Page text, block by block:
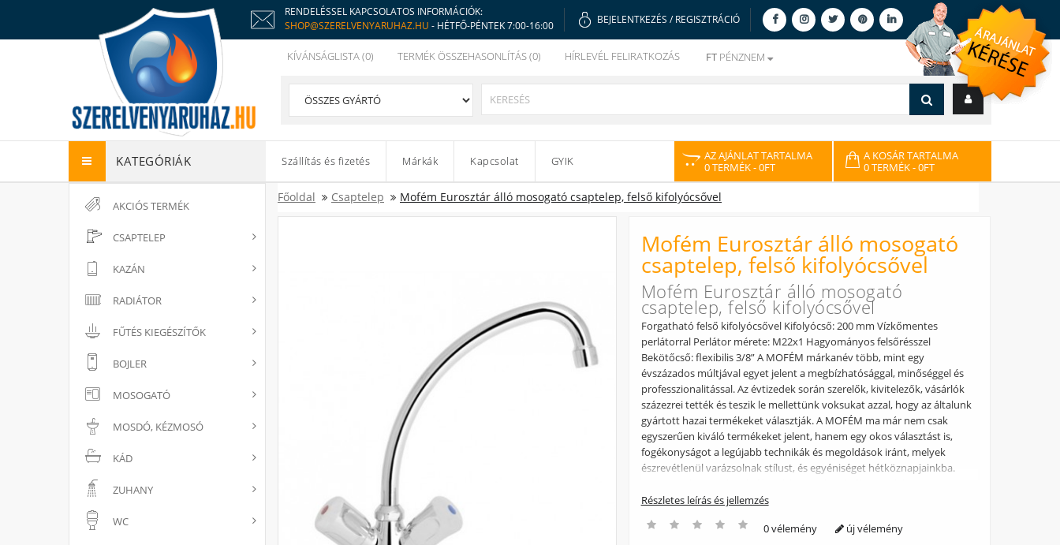
RENDELÉSSEL KAPCSOLATOS INFORMÁCIÓK:
SHOP@SZERELVENYARUHAZ.HU - HÉTFŐ-PÉNTEK 7:00-16:00
BEJELENTKEZÉS / REGISZTRÁCIÓ
KÍVÁNSÁGLISTA (0) TERMÉK ÖSSZEHASONLÍTÁS (0) HÍRLEVÉL FELIRATKOZÁS FT PÉNZNEM
KATEGÓRIÁK Szállítás és fizetés Márkák Kapcsolat GYIK
AZ AJÁNLAT TARTALMA
0 TERMÉK- 0FT
A KOSÁR TARTALMA
0 TERMÉK- 0FT
AKCIÓS TERMÉK
CSAPTELEP
KAZÁN
RADIÁTOR
FŰTÉS KIEGÉSZÍTŐK
BOJLER
MOSOGATÓ
MOSDÓ, KÉZMOSÓ
KÁD
ZUHANY
WC
Főoldal Csaptelep Mofém Eurosztár álló mosogató csaptelep, felső kifolyócsővel
Mofém Eurosztár álló mosogató
csaptelep, felső kifolyócsővel
Mofém Eurosztár álló mosogató
csaptelep, felső kifolyócsővel
Forgatható felső kifolyócsővel Kifolyócső: 200 mm Vízkőmentes
perlátorral Perlátor mérete: M22x1 Hagyományos felsőrésszel
Bekötőcső: flexibilis 3/8” A MOFÉM márkanév több, mint egy
évszázados múltjával egyet jelent a megbízhatósággal, minőséggel és
professzionalitással. Az évtizedek során szerelők, kivitelezők, vásárlók
százezrei tették és teszik le mellettünk voksukat azzal, hogy az általunk
gyártott hazai termékeket választják. A MOFÉM ma már nem csak
egyszerűen kiváló termékeket jelent, hanem egy okos választást is,
fogékonyságot a legújabb technikák és megoldások iránt, melyek
észrevétlenül varázsolnak stílust, és egyéniséget hétköznapjainkba.
gázszerelvényekről. A termékről bővebben: ? Perlátor mérete: M22x1
Bekötőcső flexibilis 3/8? A csaptelep HONEYCOMB perlátorral van
Részletes leírás és jellemzés
0 vélemény új vélemény